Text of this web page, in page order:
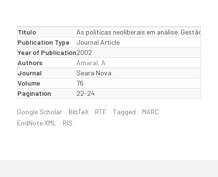
Título
As políticas neoliberais em análise. Gestão
Publication Type
Journal Article
Year of Publication2002
Authors
Amaral, A
Journal
Seara Nova
Volume
76
Pagination
22-24
Google Scholar BibTeX RTF Tagged
MARC
EndNote XML
RIS